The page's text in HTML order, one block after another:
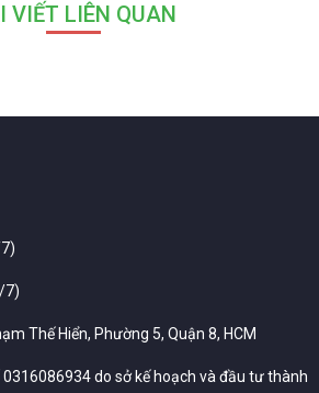
VIẾT LIÊN QUAN
7)
Thế Hiển, Phường 5, Quận 8, HCM
0316086934 do sở kế hoạch và đầu tư thành